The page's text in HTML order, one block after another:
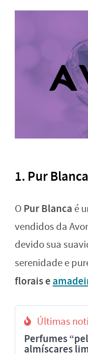
1. Pur Blanca
O Pur Blanca é
vendidos da
devido sua
serenidade e
florais e
Últimas
Perfumes
almíscares